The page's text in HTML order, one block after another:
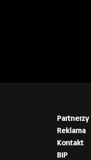
Partnerzy
Reklama
Kontakt
BIP